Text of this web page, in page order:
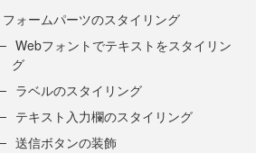
フォームパーツのスタイリング
Webフォントでテキストをスタイリン
グ
ラベルのスタイリング
テキスト入力欄のスタイリング
送信ボタンの装飾